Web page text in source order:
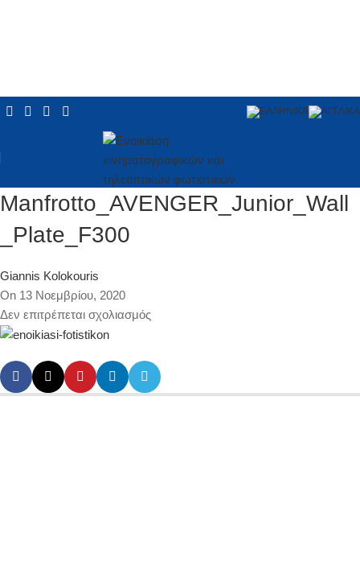
Manfrotto_AVENGER_Junior_Wall
_Plate_F300
Giannis Kolokouris
On 13 Νοεμβρίου, 2020
Δεν επιτρέπεται σχολιασμός